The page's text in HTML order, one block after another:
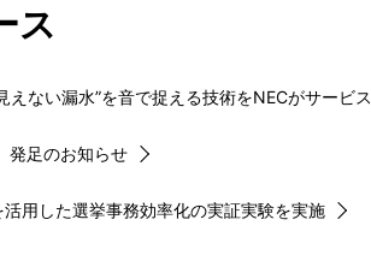
ス
ない漏水”を音で捉える技術をNECがサービ
発足のお知らせ
用した選挙事務効率化の実証実験を実施